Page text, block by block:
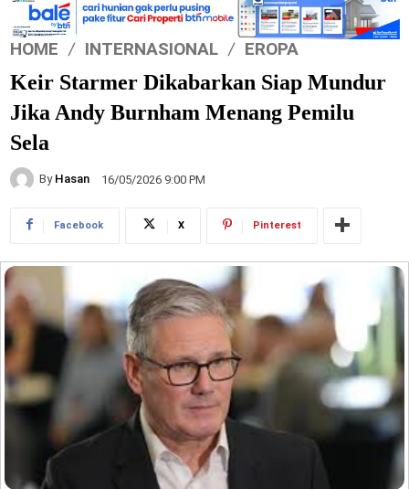
HOME INTERNASIONAL EROPA
Keir Starmer Dikabarkan Siap Mundur
Jika Andy Burnham Menang Pemilu
Sela
By Hasan 16/05/2026 9:00 PM
Facebook X Pinterest